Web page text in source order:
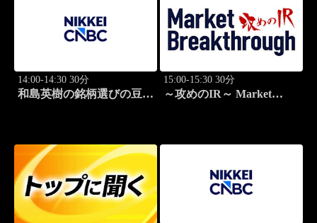
14:00-14:30 30分
和島英樹の銘柄選びの豆知
15:00-15:30 30分
～攻めのIR～ Market